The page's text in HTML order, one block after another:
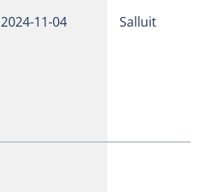
2024-11-04 Salluit